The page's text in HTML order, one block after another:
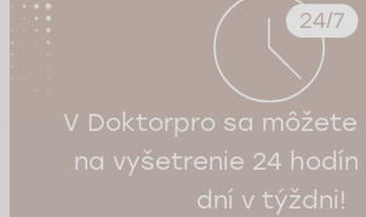
V Doktorpro sa
na vyšetrenie 24 hodín
dní v týždni!